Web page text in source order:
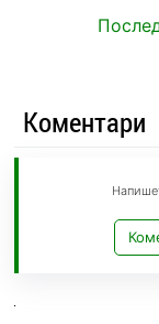
Коментари